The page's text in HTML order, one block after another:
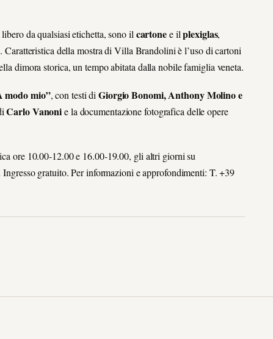
da qualsiasi etichetta, sono il cartonee ilplexiglas,
della mostra di Villa Brandolini è l’uso di cartoni
dimora storica, un tempo abitata dalla nobile famiglia veneta.
modo mio”, con testi diGiorgio Bonomi, Anthony Molino e
Carlo Vanonie la documentazione fotografica delle opere
ore 10.00-12.00 e 16.00-19.00, gli altri giorni su
gratuito. Per informazioni e approfondimenti: T. +39